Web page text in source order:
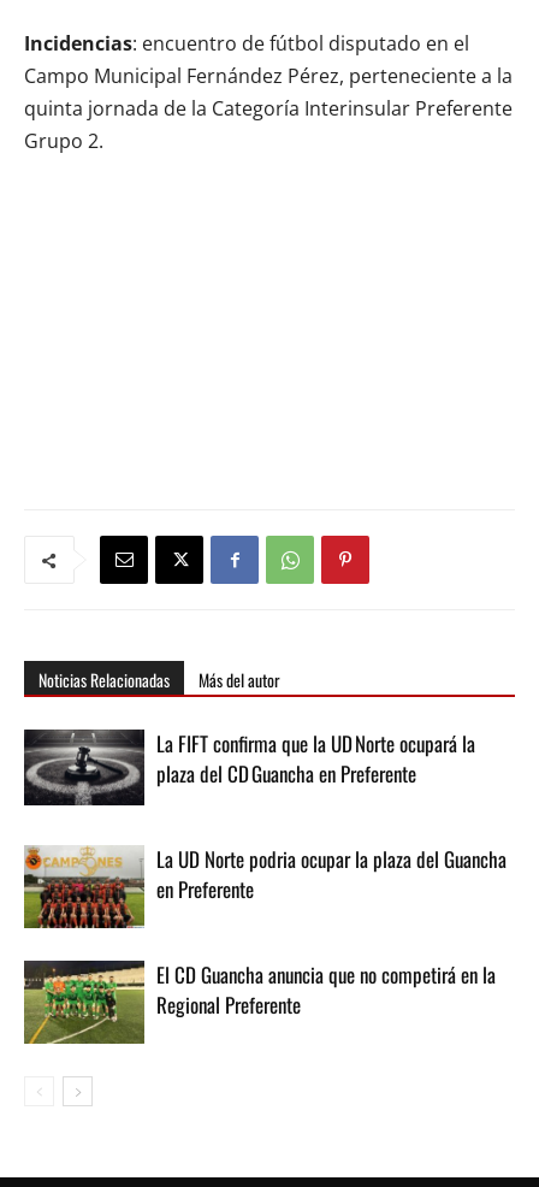
Incidencias: encuentro de fútbol disputado en el
Campo Municipal Fernández Pérez, perteneciente a la
quinta jornada de la Categoría Interinsular Preferente
Grupo 2.
Noticias Relacionadas Más del autor
La FIFT confirma que la UD Norte ocupará la
plaza del CD Guancha en Preferente
La UD Norte podria ocupar la plaza del Guancha
en Preferente
El CD Guancha anuncia que no competirá en la
Regional Preferente